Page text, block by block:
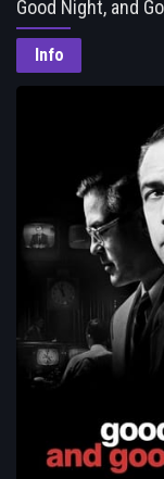
Good Night, and
იღბალს
Info